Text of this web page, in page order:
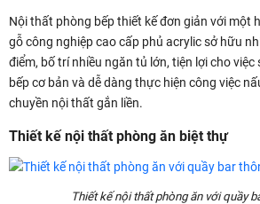
Nội thất phòng bếp thiết kế đơn giản với một
gỗ công nghiệp cao cấp phủ acrylic sở hữu
điểm, bố trí nhiều ngăn tủ lớn, tiện lợi cho việc
bếp cơ bản và dễ dàng thực hiện công việc
chuyền nội thất gắn liền.
Thiết kế nội thất phòng ăn biệt thự
Thiết kế nội thất phòng ăn với quầy